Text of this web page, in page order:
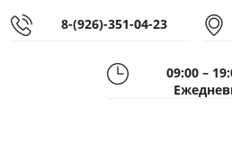
8-(926)-351-04-23
09:00 –